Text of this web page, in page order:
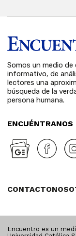
Somos un medio
informativo, de
lectores una
búsqueda de la
persona humana.
ENCUÉNTRANOS
CONTACTO
Encuentro es un